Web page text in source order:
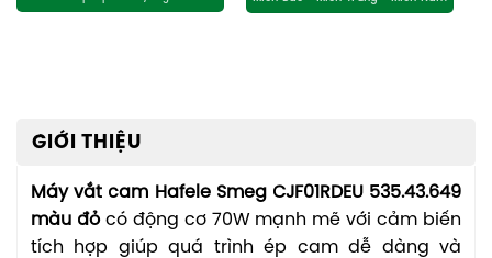
GIỚI THIỆU
Máy vắt cam Hafele Smeg CJF01RDEU 535.43.649
màu đỏ có động cơ 70W mạnh mẽ với cảm biến
tích hợp giúp quá trình ép cam dễ dàng và